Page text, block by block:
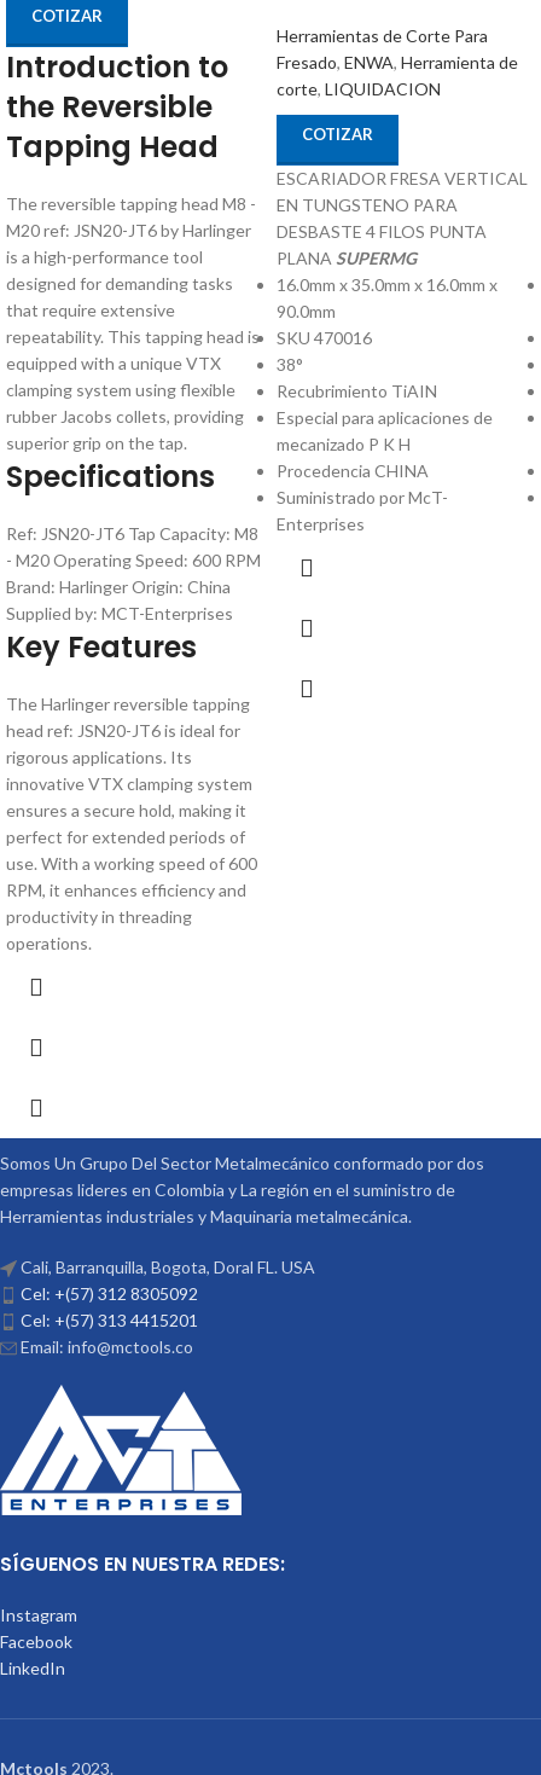
COTIZAR
Introduction to
the Reversible
Tapping Head
The reversible tapping head M8 -
M20 ref: JSN20-JT6 by Harlinger
is a high-performance tool
designed for demanding tasks
that require extensive
repeatability. This tapping head is
equipped with a unique VTX
clamping system using flexible
rubber Jacobs collets, providing
superior grip on the tap.
Specifications
Ref: JSN20-JT6 Tap Capacity: M8
- M20 Operating Speed: 600 RPM
Brand: Harlinger Origin: China
Supplied by: MCT-Enterprises
Key Features
The Harlinger reversible tapping
head ref: JSN20-JT6 is ideal for
rigorous applications. Its
innovative VTX clamping system
ensures a secure hold, making it
perfect for extended periods of
use. With a working speed of 600
RPM, it enhances efficiency and
productivity in threading
operations.
Herramientas de Corte Para
Fresado, ENWA, Herramienta de
corte, LIQUIDACION
COTIZAR
ESCARIADOR FRESA VERTICAL
EN TUNGSTENO PARA
DESBASTE 4 FILOS PUNTA
PLANA SUPERMG
16.0mm x 35.0mm x 16.0mm x
90.0mm
SKU 470016
38°
Recubrimiento TiAIN
Especial para aplicaciones de
mecanizado P K H
Procedencia CHINA
Suministrado por McT-
Enterprises
Somos Un Grupo Del Sector Metalmecánico conformado por dos
empresas lideres en Colombia y La región en el suministro de
Herramientas industriales y Maquinaria metalmecánica.
Cali, Barranquilla, Bogota, Doral FL. USA
Cel: +(57) 312 8305092
Cel: +(57) 313 4415201
Email: info@mctools.co
SÍGUENOS EN NUESTRA REDES:
Instagram
Facebook
LinkedIn
Mctools 2023.